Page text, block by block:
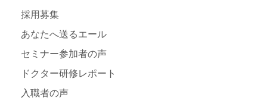
採用募集
あなたへ送るエール
セミナー参加者の声
ドクター研修レポート
入職者の声